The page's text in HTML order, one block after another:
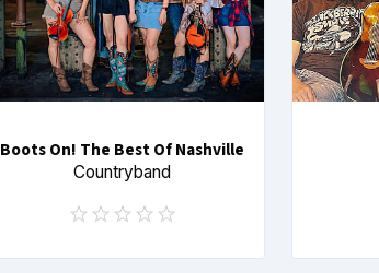
Boots On! The Best Of Nashville
Countryband